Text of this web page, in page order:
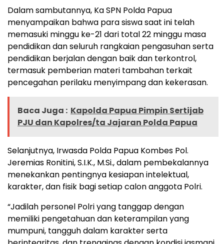
Dalam sambutannya, Ka SPN Polda Papua
menyampaikan bahwa para siswa saat ini telah
memasuki minggu ke-21 dari total 22 minggu masa
pendidikan dan seluruh rangkaian pengasuhan serta
pendidikan berjalan dengan baik dan terkontrol,
termasuk pemberian materi tambahan terkait
pencegahan perilaku menyimpang dan kekerasan.
Baca Juga : Kapolda Papua Pimpin Sertijab
PJU dan Kapolres/ta Jajaran Polda Papua
Selanjutnya, Irwasda Polda Papua Kombes Pol.
Jeremias Ronitini, S.I.K., M.Si., dalam pembekalannya
menekankan pentingnya kesiapan intelektual,
karakter, dan fisik bagi setiap calon anggota Polri.
“Jadilah personel Polri yang tanggap dengan
memiliki pengetahuan dan keterampilan yang
mumpuni, tangguh dalam karakter serta